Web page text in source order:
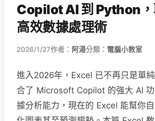
Copilot AI 到 Python
高效數據處理術
2026/1/27作者： 阿湯分類： 電腦小教室
進入2026年，Excel 已不再只是單
合了 Microsoft Copilot 的強大 AI
據分析能力，現在的 Excel 能幫你